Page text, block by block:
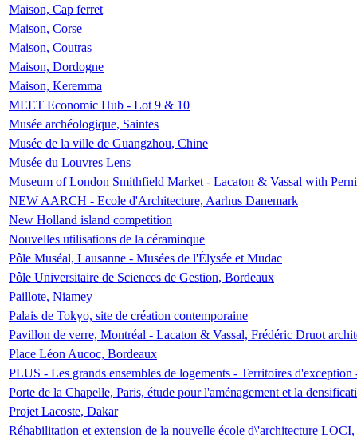
Maison, Cap ferret
Maison, Corse
Maison, Coutras
Maison, Dordogne
Maison, Keremma
MEET Economic Hub - Lot 9 & 10
Musée archéologique, Saintes
Musée de la ville de Guangzhou, Chine
Musée du Louvres Lens
Museum of London Smithfield Market - Lacaton & Vassal with
NEW AARCH - Ecole d'Architecture, Aarhus Danemark
New Holland island competition
Nouvelles utilisations de la céraminque
Pôle Muséal, Lausanne - Musées de l'Élysée et Mudac
Pôle Universitaire de Sciences de Gestion, Bordeaux
Paillote, Niamey
Palais de Tokyo, site de création contemporaine
Pavillon de verre, Montréal - Lacaton & Vassal, Frédéric Druot
Place Léon Aucoc, Bordeaux
PLUS - Les grands ensembles de logements - Territoires
Porte de la Chapelle, Paris, étude pour l'aménagement et la
Projet Lacoste, Dakar
Réhabilitation et extension de la nouvelle école d\'architecture